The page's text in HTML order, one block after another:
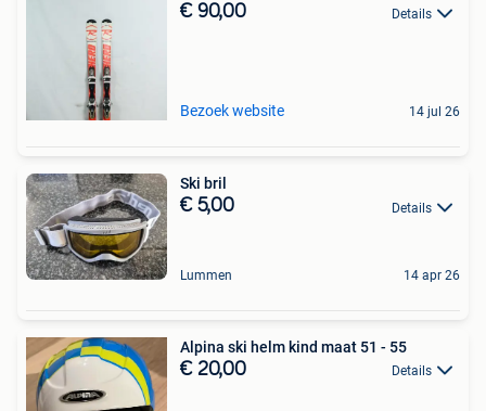
€ 90,00 Details
Bezoek website 14 jul 26
Ski bril
€ 5,00 Details
Lummen 14 apr 26
Alpina ski helm kind maat 51 - 55
€ 20,00 Details